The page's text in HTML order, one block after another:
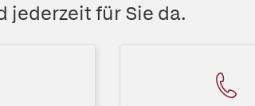
jederzeit für Sie da.